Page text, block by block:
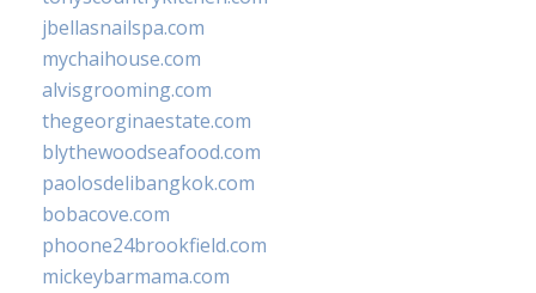
jbellasnailspa.com
mychaihouse.com
alvisgrooming.com
thegeorginaestate.com
blythewoodseafood.com
paolosdelibangkok.com
bobacove.com
phoone24brookfield.com
mickeybarmama.com